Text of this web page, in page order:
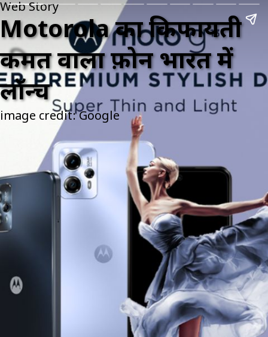
Web Story
Motorola का किफायती
कीमत वाला फ़ोन भारत में
लॉन्च
image credit: Google